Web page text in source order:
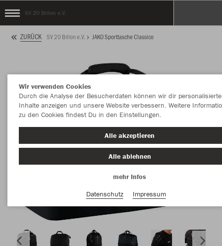
SV 20 Brilon e.V.
ZURÜCK SV 20 Brilon e.V. JAKO Sporttasche Classico
Wir verwenden Cookies
Durch die Analyse der Besucherdaten können wir dir personalisierte
Inhalte anzeigen und unsere Website verbessern. Weitere
zu den Cookies findest Du in den Einstellungen.
Alle akzeptieren
Alle ablehnen
mehr Infos
Datenschutz
Impressum